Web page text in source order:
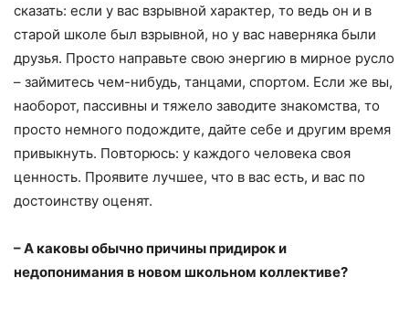
сказать: если у вас взрывной характер, то ведь он и в
старой школе был взрывной, но у вас наверняка были
друзья. Просто направьте свою энергию в мирное русло
– займитесь чем-нибудь, танцами, спортом. Если же вы,
наоборот, пассивны и тяжело заводите знакомства, то
просто немного подождите, дайте себе и другим время
привыкнуть. Повторюсь: у каждого человека своя
ценность. Проявите лучшее, что в вас есть, и вас по
достоинству оценят.
– А каковы обычно причины придирок и
недопонимания в новом школьном коллективе?